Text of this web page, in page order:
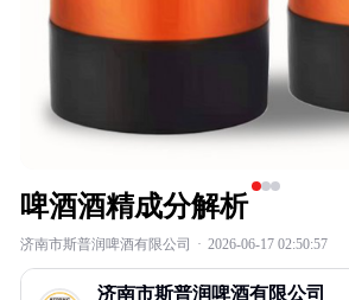
啤酒酒精成分解析
济南市斯普润啤酒有限公司 · 2026-06-17 02:50:57
济南市斯普润啤酒有限公司